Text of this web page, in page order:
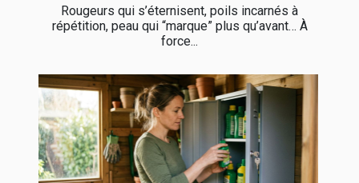
Rougeurs qui s’éternisent, poils incarnés à
répétition, peau qui “marque” plus qu’avant… À
force...